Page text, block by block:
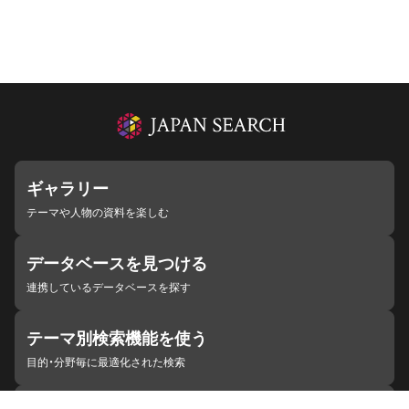
ギャラリー
テーマや人物の資料を楽しむ
データベースを見つける
連携しているデータベースを探す
テーマ別検索機能を使う
目的・分野毎に最適化された検索